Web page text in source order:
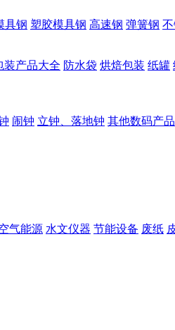
具钢 塑胶模具钢 高速钢 弹簧钢
装产品大全 防水袋 烘焙包装 纸罐
闹钟 立钟、落地钟 其他数码产品
气能源 水文仪器 节能设备 废纸